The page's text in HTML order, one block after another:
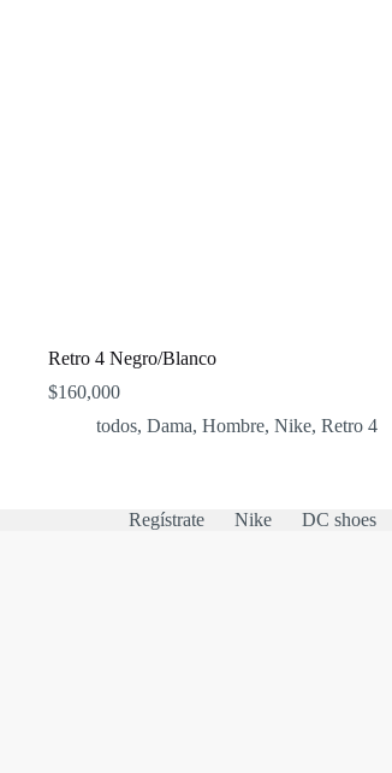
Retro 4 Negro/Blanco
$160,000
todos, Dama, Hombre, Nike, Retro 4
Regístrate Nike DC shoes